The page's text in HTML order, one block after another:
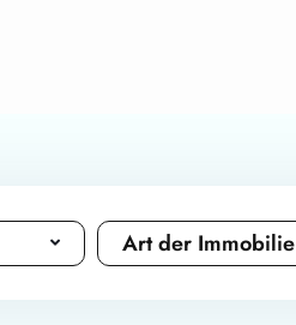
Art der Immobilie